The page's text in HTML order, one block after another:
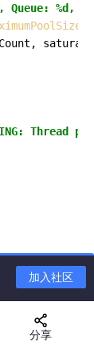
%d,
Thread
int
adjusted:
加入社区
分享